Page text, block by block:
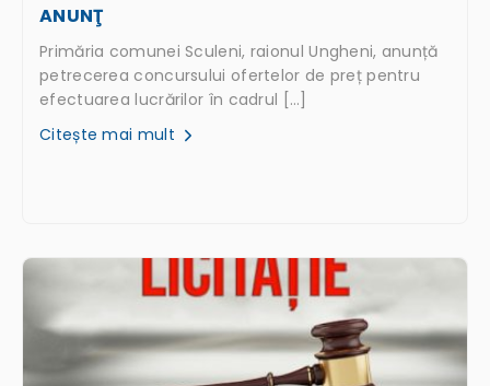
ANUNŢ
Primăria comunei Sculeni, raionul Ungheni, anunță
petrecerea concursului ofertelor de preț pentru
efectuarea lucrărilor în cadrul […]
Citește mai mult